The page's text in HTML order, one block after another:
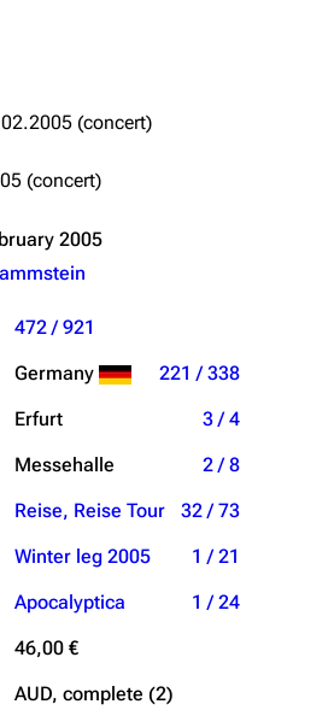
(concert)
(concert)
2005
472 / 921
Germany
221 / 338
Erfurt
3 / 4
Messehalle
2 / 8
Reise, Reise Tour
32 / 73
Winter leg 2005
1 / 21
Apocalyptica
1 / 24
46,00 €
AUD, complete (2)